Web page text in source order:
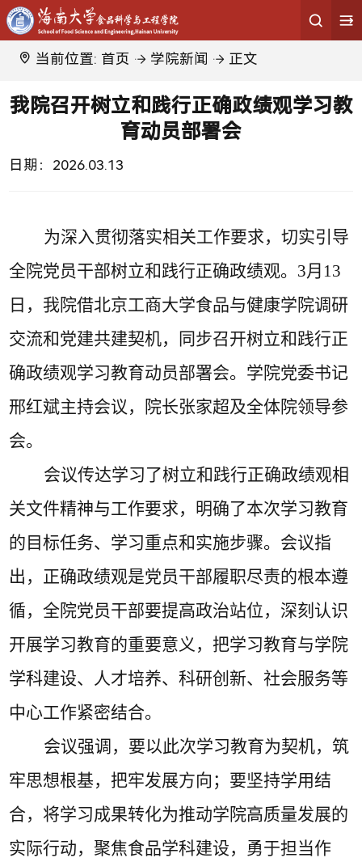
当前位置: 首页 学院新闻 正文
我院召开树立和践行正确政绩观学习教
育动员部署会
日期： 2026.03.13
为深入贯彻落实相关工作要求，切实引导
全院党员干部树立和践行正确政绩观。 3月13
日，我院借北京工商大学食品与健康学院调研
交流和党建共建契机，同步召开树立和践行正
确政绩观学习教育动员部署会。学院党委书记
邢红斌主持会议，院长张家超及全体院领导参
会。
会议传达学习了树立和践行正确政绩观相
关文件精神与工作要求，明确了本次学习教育
的目标任务、学习重点和实施步骤。会议指
出，正确政绩观是党员干部履职尽责的根本遵
循，全院党员干部要提高政治站位，深刻认识
开展学习教育的重要意义，把学习教育与学院
学科建设、人才培养、科研创新、社会服务等
中心工作紧密结合。
会议强调，要以此次学习教育为契机，筑
牢思想根基，把牢发展方向；要坚持学用结
合，将学习成果转化为推动学院高质量发展的
实际行动，聚焦食品学科建设，勇于担当作